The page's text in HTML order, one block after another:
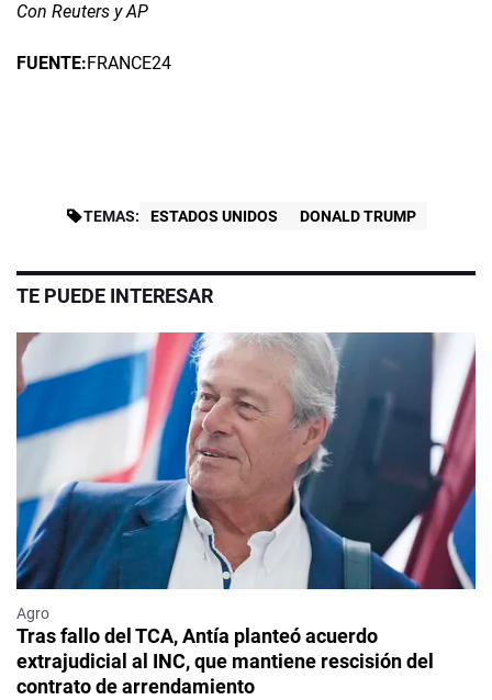
Con Reuters y AP
FUENTE:FRANCE24
TEMAS: ESTADOS UNIDOS DONALD TRUMP
TE PUEDE INTERESAR
Agro
Tras fallo del TCA, Antía planteó acuerdo
extrajudicial al INC, que mantiene rescisión del
contrato de arrendamiento